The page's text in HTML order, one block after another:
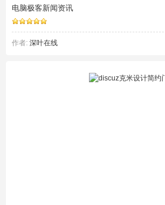
电脑极客新闻资讯
作者: 深叶在线